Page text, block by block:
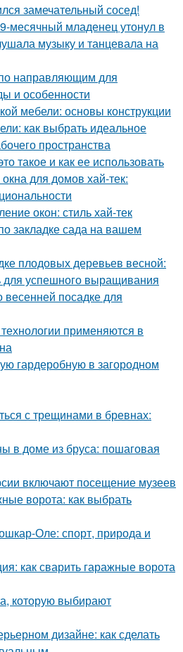
замечательный сосед!
месячный младенец утонул в
музыку и танцевала на
направляющим для
и особенности
мебели: основы конструкции
как выбрать идеальное
пространства
такое и как ее использовать
для домов хай-тек:
окон: стиль хай-тек
закладке сада на вашем
плодовых деревьев весной:
для успешного выращивания
посадке для
применяются в
гардеробную в загородном
с трещинами в бревнах:
в доме из бруса: пошаговая
включают посещение музеев
ворота: как выбрать
Оле: спорт, природа и
как сварить гаражные ворота
которую выбирают
дизайне: как сделать